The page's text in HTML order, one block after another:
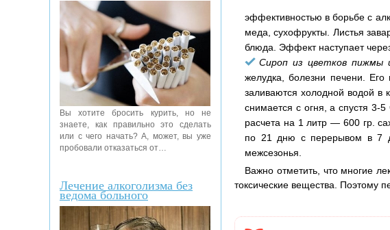
эффективностью в борьбе с
меда, сухофрукты. Листья
блюда. Эффект наступает
Сироп из цветков пижмы
желудка, болезни печени. Его
заливаются холодной водой в
снимается с огня, а спустя 3-
расчета на 1 литр — 600 гр.
по 21 дню с перерывом в 7
межсезонья.
Важно отметить, что многие
токсические вещества. Поэтому
Вы хотите бросить курить, но не
знаете, как правильно это сделать
или с чего начать? А, может, вы уже
пробовали отказаться от…
Лечение алкоголизма без
ведома больного